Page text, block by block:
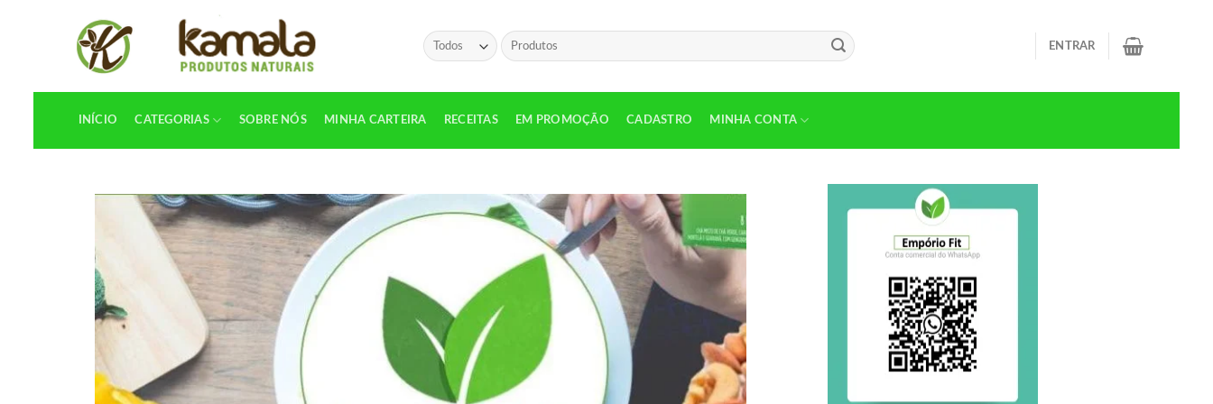
ENTRAR
INÍCIO CATEGORIAS SOBRE NÓS MINHA CARTEIRA RECEITAS EM PROMOÇÃO CADASTRO MINHA CONTA